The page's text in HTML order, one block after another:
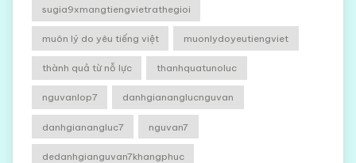
sugia9xmangtiengvietrathegioi
muôn lý do yêu tiếng việt muonlydoyeutiengviet
thành quả từ nỗ lực thanhquatunoluc
nguvanlop7 danhgiananglucnguvan
danhgianangluc7 nguvan7
dedanhgianguvan7khangphuc